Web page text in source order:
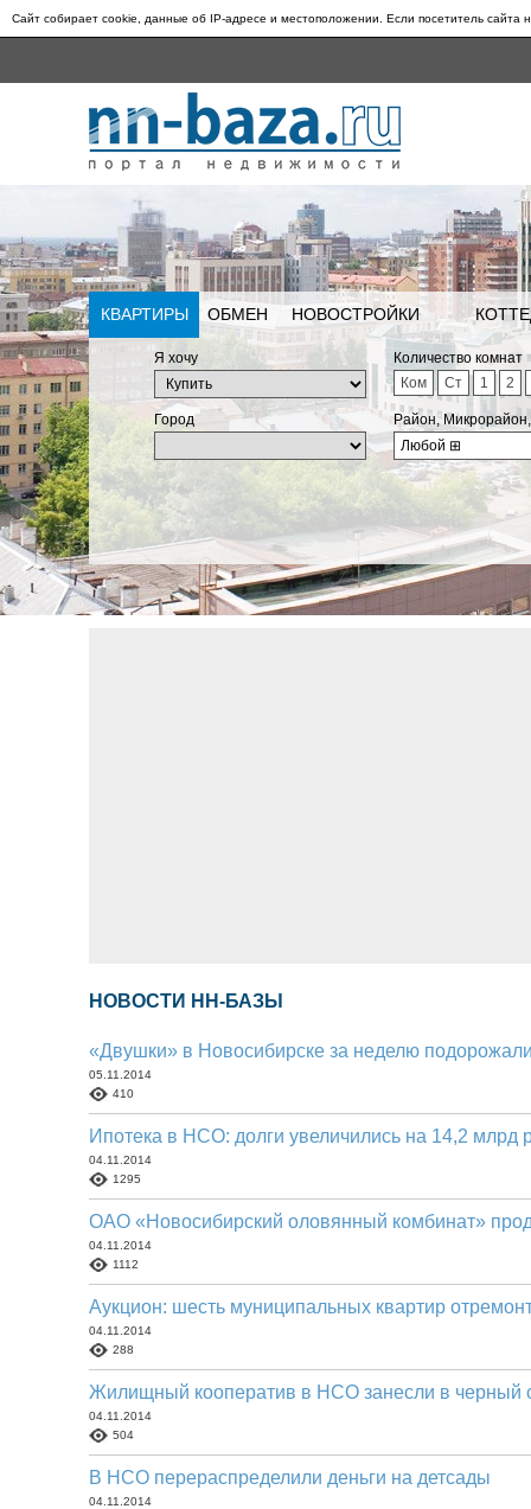
Сайт собирает cookie, данные об IP-адресе и местоположении. Если посетитель сайта
КВАРТИРЫ ОБМЕН НОВОСТРОЙКИ
Я хочу
Количество комнат
Ком
Ст 1 2
Город
Район,
Любой ⊞
НОВОСТИ НН-БАЗЫ
«Двушки» в Новосибирске за неделю
05.11.2014
410
Ипотека в НСО: долги увеличились на 14,2 млрд
04.11.2014
1295
ОАО «Новосибирский оловянный комбинат»
04.11.2014
1112
Аукцион: шесть муниципальных квартир
04.11.2014
288
Жилищный кооператив в НСО занесли в черный
04.11.2014
504
В НСО перераспределили деньги на детсады
04.11.2014